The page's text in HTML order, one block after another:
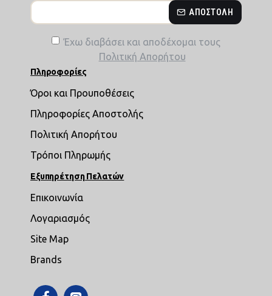
ΑΠΟΣΤΟΛΉ
Έχω διαβάσει και αποδέχομαι τους
Πολιτική Απορήτου
Πληροφορίες
Όροι και Προυποθέσεις
Πληροφορίες Αποστολής
Πολιτική Απορήτου
Τρόποι Πληρωμής
Εξυπηρέτηση Πελατών
Επικοινωνία
Λογαριασμός
Site Map
Brands